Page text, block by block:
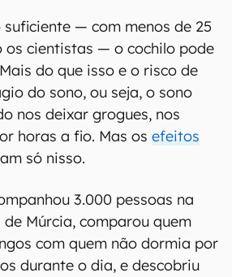
suficiente — com menos de 25
os cientistas — o cochilo pode
do que isso e o risco de
do sono, ou seja, o sono
nos deixar grogues, nos
horas a fio. Mas os efeitos
só nisso.
3.000 pessoas na
Múrcia, comparou quem
com quem não dormia por
durante o dia, e descobriu